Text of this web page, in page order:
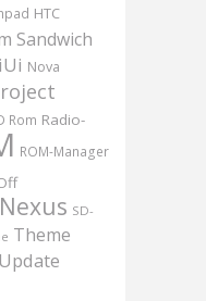
HTC
Sandwich
Nova
Rom Radio-
ROM-Manager
SD-
Theme
Update